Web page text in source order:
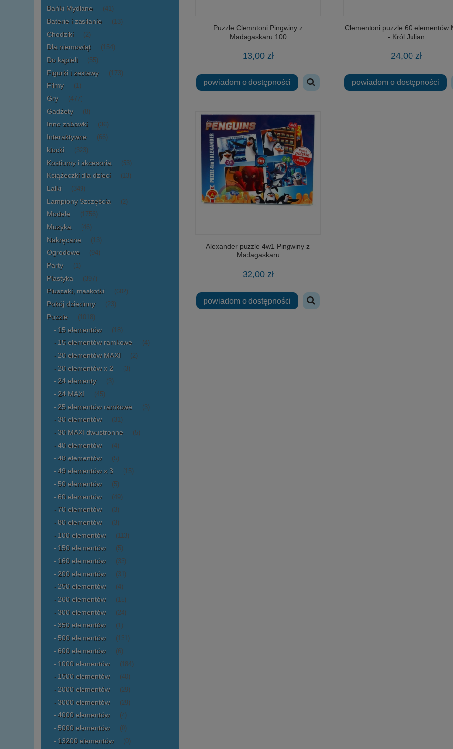
Bańki Mydlane (41)
Baterie i zasilanie (13)
Chodziki (2)
Dla niemowląt (154)
Do kąpieli (55)
Figurki i zestawy (173)
Filmy (1)
Gry (477)
Gadżety (8)
Inne zabawki (36)
Interaktywne (66)
klocki (323)
Kostiumy i akcesoria (53)
Książeczki dla dzieci (13)
Lalki (349)
Lampiony Szczęścia (2)
Modele (1756)
Muzyka (46)
Nakręcane (13)
Ogrodowe (94)
Party (1)
Plastyka (397)
Pluszaki, maskotki (602)
Pokój dziecinny (23)
Puzzle (1018)
15 elementów (18)
15 elementów ramkowe (4)
20 elementów MAXI (2)
20 elementów x 2 (3)
24 elementy (3)
24 MAXI (45)
25 elementów ramkowe (3)
30 elementów (31)
30 MAXI dwustronne (5)
40 elementów (4)
48 elementów (5)
49 elementów x 3 (15)
50 elementów (5)
60 elementów (49)
70 elementów (3)
80 elementów (3)
100 elementów (113)
150 elementów (5)
160 elementów (33)
200 elementów (31)
250 elementów (4)
260 elementów (15)
300 elementów (24)
350 elementów (1)
500 elementów (131)
600 elementów (6)
1000 elementów (184)
1500 elementów (40)
2000 elementów (29)
3000 elementów (29)
4000 elementów (4)
5000 elementów (0)
13200 elementów (0)
Puzzle Clemntoni Pingwiny z
Madagaskaru 100
13,00 zł
powiadom o dostępności
Clementoni puzzle 60 elementów
- Król Julian
24,00 zł
powiadom o dostępności
Alexander puzzle 4w1 Pingwiny z
Madagaskaru
32,00 zł
powiadom o dostępności